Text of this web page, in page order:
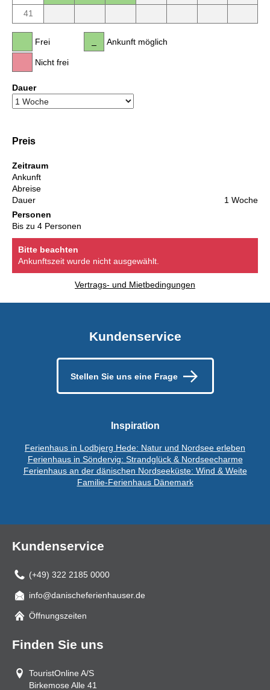
41
Frei
Nicht frei
Ankunft möglich
Dauer
Preis
Zeitraum
Ankunft
Abreise
Dauer
1 Woche
Personen
Bis zu 4 Personen
Bitte beachten
Ankunftszeit wurde nicht ausgewählt.
Vertrags- und Mietbedingungen
Kundenservice
Stellen Sie uns eine Frage
Inspiration
Ferienhaus in Lodbjerg Hede: Natur und Nordsee erleben
Ferienhaus in Söndervig: Strandglück & Nordseecharme
Ferienhaus an der dänischen Nordseeküste: Wind & Weite
Familie-Ferienhaus Dänemark
Kundenservice
(+49) 322 2185 0000
Mail
info@danischeferienhauser.de
Öffnungszeiten
Finden Sie uns
TouristOnline A/S
Birkemose Alle 41